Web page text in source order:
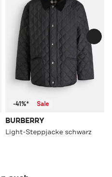
-41%* Sale
BURBERRY
Light-Steppjacke schwarz